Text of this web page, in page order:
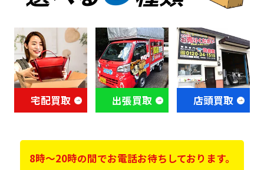
宅配買取 出張買取 店頭買取
8時～20時の間でお電話お待ちしております。